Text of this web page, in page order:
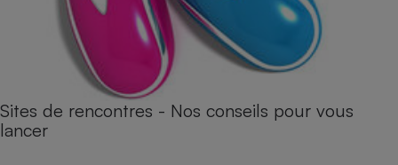
Sites de rencontres - Nos conseils pour vous
lancer